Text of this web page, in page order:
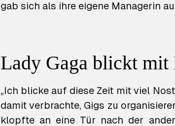
gab sich als ihre eigene Managerin
Lady Gaga blickt mit
„Ich blicke auf diese Zeit mit viel
damit verbrachte, Gigs zu
klopfte an eine Tür nach der